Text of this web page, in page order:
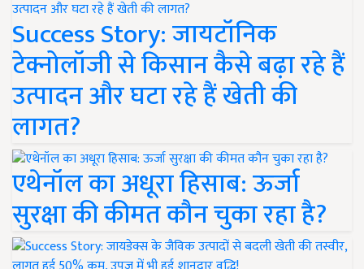
Success Story: जायटॉनिक
टेक्नोलॉजी से किसान कैसे बढ़ा रहे हैं
उत्पादन और घटा रहे हैं खेती की
लागत?
एथेनॉल का अधूरा हिसाब: ऊर्जा
सुरक्षा की कीमत कौन चुका रहा है?